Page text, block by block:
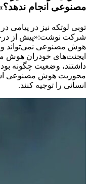
مصنوعی انجام
شرکت نوشت:«پیش از
هوش مصنوعی نمی‌تواند
ایجنت‌های خودران هوش
داشتند، وضعیت چگونه
محوریت هوش مصنوعی
انسانی را توجیه کنند.